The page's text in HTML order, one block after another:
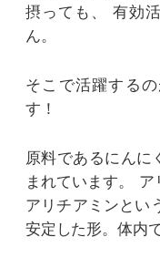
摂っても、
有効
ん。
そこで活躍する
す！
原料であるにんに
まれています。
ア
アリチアミンとい
安定した形。体内